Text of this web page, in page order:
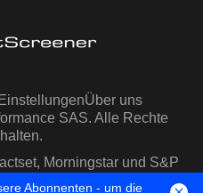
Über uns
SAS. Alle Rechte
Morningstar und S&P
gestellt
Abonnenten - um die